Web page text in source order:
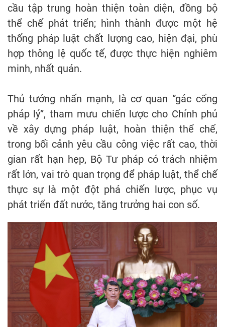
cầu tập trung hoàn thiện toàn diện, đồng bộ
thể chế phát triển; hình thành được một hệ
thống pháp luật chất lượng cao, hiện đại, phù
hợp thông lệ quốc tế, được thực hiện nghiêm
minh, nhất quán.
Thủ tướng nhấn mạnh, là cơ quan “gác cổng
pháp lý”, tham mưu chiến lược cho Chính phủ
về xây dựng pháp luật, hoàn thiện thể chế,
trong bối cảnh yêu cầu công việc rất cao, thời
gian rất hạn hẹp, Bộ Tư pháp có trách nhiệm
rất lớn, vai trò quan trọng để pháp luật, thể chế
thực sự là một đột phá chiến lược, phục vụ
phát triển đất nước, tăng trưởng hai con số.